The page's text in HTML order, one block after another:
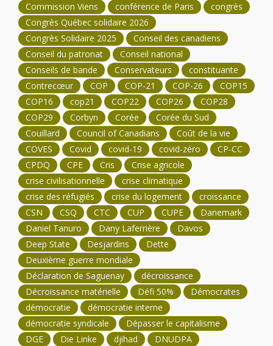
Commission Viens
conférence de Paris
congrès
Congrès Québec solidaire 2026
Congrès Solidaire 2025
Conseil des canadiens
Conseil du patronat
Conseil national
Conseils de bande
Conservateurs
constituante
Contrecœur
COP COP-21 COP-26
COP15
COP16
cop21 COP22 COP26
COP28
COP29
Corbyn Corée
Corée du Sud
Couillard
Council of Canadians
Coût de la vie
COVES
Covid covid-19 covid-zéro
CP-CC
CPDQ
CPE Cris
Crise agricole
crise civilisationnelle
crise climatique
crise des réfugiés
crise du logement
croissance
CSN
CSQ CTC CUP CUPE
Danemark
Daniel Tanuro
Dany Laferrière
Davos
Deep State
Desjardins
Dette
Deuxième guerre mondiale
Déclaration de Saguenay
décroissance
Décroissance matérielle
Défi 50%
Démocrates
démocratie
démocratie interne
démocratie syndicale
Dépasser le capitalisme
DGE
Die Linke djihad
DNUDPA